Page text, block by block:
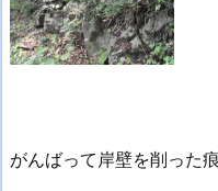
がんばって岸壁を削った痕